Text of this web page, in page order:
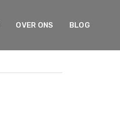
OVER ONS BLOG